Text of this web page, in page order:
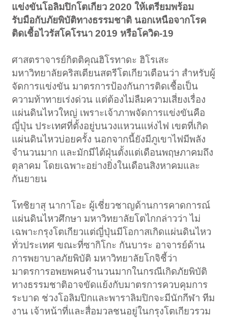
แข่งขันโอลิมปิกโตเกียว 2020 ให้เตรียมพร้อม
รับมือกับภัยพิบัติทางธรรมชาติ นอกเหนือจากโรค
ติดเชื้อไวรัสโคโรนา 2019 หรือโควิด-19
ศาสตราจารย์กิตติคุณฮิโรทาดะ ฮิโรเสะ
มหาวิทยาลัยคริสเตียนสตรีโตเกียวเตือนว่า สำหรับผู้
จัดการแข่งขัน มาตรการป้องกันการติดเชื้อเป็น
ความท้าทายเร่งด่วน แต่ต้องไม่ลืมความเสี่ยงเรื่อง
แผ่นดินไหวใหญ่ เพราะเจ้าภาพจัดการแข่งขันคือ
ญี่ปุ่น ประเทศที่ตั้งอยู่บนวงแหวนแห่งไฟ เขตที่เกิด
แผ่นดินไหวบ่อยครั้ง นอกจากนี้ยังมีภูเขาไฟมีพลัง
จำนวนมาก และมักมีไต้ฝุ่นตั้งแต่เดือนพฤษภาคมถึง
ตุลาคม โดยเฉพาะอย่างยิ่งในเดือนสิงหาคมและ
กันยายน
โทชิยาสุ นากาโอะ ผู้เชี่ยวชาญด้านการคาดการณ์
แผ่นดินไหวศึกษา มหาวิทยาลัยโตไกกล่าวว่า ไม่
เฉพาะกรุงโตเกียวแต่ญี่ปุ่นมีโอกาสเกิดแผ่นดินไหว
ทั่วประเทศ ขณะที่ซากิโกะ กันบาระ อาจารย์ด้าน
การพยาบาลภัยพิบัติ มหาวิทยาลัยโกจิชี้ว่า
มาตรการอพยพคนจำนวนมากในกรณีเกิดภัยพิบัติ
ทางธรรมชาติอาจขัดแย้งกับมาตรการควบคุมการ
ระบาด ช่วงโอลิมปิกและพาราลิมปิกจะมีนักกีฬา ทีม
งาน เจ้าหน้าที่และสื่อมวลชนอยู่ในกรุงโตเกียวรวม